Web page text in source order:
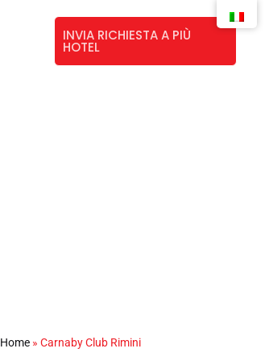
INVIA RICHIESTA A PIÙ
HOTEL
Home » Carnaby Club Rimini